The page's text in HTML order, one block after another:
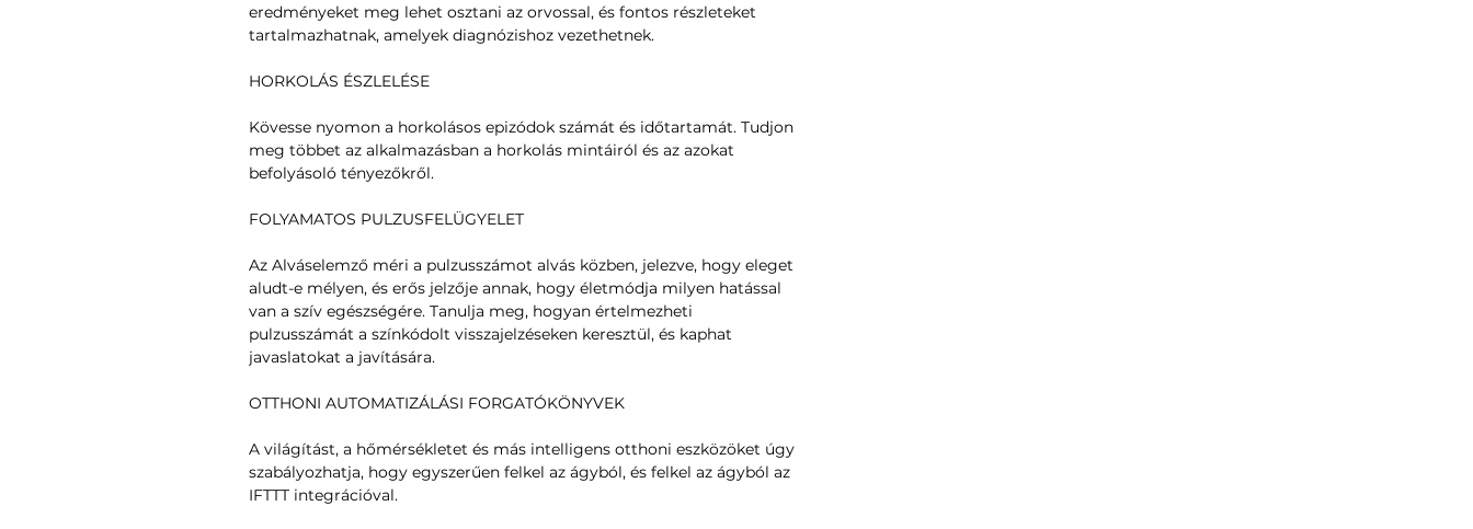
eredményeket meg lehet osztani az orvossal, és fontos részleteket
tartalmazhatnak, amelyek diagnózishoz vezethetnek.
HORKOLÁS ÉSZLELÉSE
Kövesse nyomon a horkolásos epizódok számát és időtartamát. Tudjon
meg többet az alkalmazásban a horkolás mintáiról és az azokat
befolyásoló tényezőkről.
FOLYAMATOS PULZUSFELÜGYELET
Az Alváselemző méri a pulzusszámot alvás közben, jelezve, hogy eleget
aludt-e mélyen, és erős jelzője annak, hogy életmódja milyen hatással
van a szív egészségére. Tanulja meg, hogyan értelmezheti
pulzusszámát a színkódolt visszajelzéseken keresztül, és kaphat
javaslatokat a javítására.
OTTHONI AUTOMATIZÁLÁSI FORGATÓKÖNYVEK
A világítást, a hőmérsékletet és más intelligens otthoni eszközöket úgy
szabályozhatja, hogy egyszerűen felkel az ágyból, és felkel az ágyból az
IFTTT integrációval.